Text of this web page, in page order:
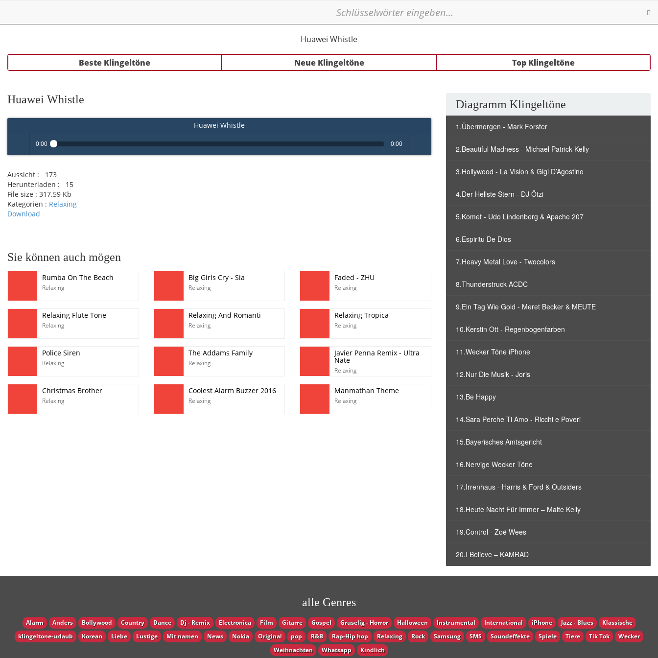
Huawei Whistle
Beste Klingeltöne Neue Klingeltöne Top Klingeltöne
Huawei Whistle
Huawei Whistle
Play /
0:00 0:00
Aussicht :
173
Herunterladen :
15
File size : 317.59 Kb
Kategorien : Relaxing
Download
Sie können auch mögen
Rumba On The Beach
Relaxing
Big Girls Cry - Sia
Relaxing
Faded - ZHU
Relaxing
Relaxing Flute Tone
Relaxing
Relaxing And Romanti
Relaxing
Relaxing Tropica
Relaxing
Police Siren
Relaxing
The Addams Family
Relaxing
Javier Penna Remix - Ultra
Nate
Relaxing
Christmas Brother
Relaxing
Coolest Alarm Buzzer 2016
Relaxing
Manmathan Theme
Relaxing
Diagramm Klingeltöne
1.Übermorgen - Mark Forster
2.Beautiful Madness - Michael Patrick Kelly
3.Hollywood - La Vision & Gigi D’Agostino
4.Der Hellste Stern - DJ Ötzi
5.Komet - Udo Lindenberg & Apache 207
6.Espiritu De Dios
7.Heavy Metal Love - Twocolors
8.Thunderstruck ACDC
9.Ein Tag Wie Gold - Meret Becker & MEUTE
10.Kerstin Ott - Regenbogenfarben
11.Wecker Töne iPhone
12.Nur Die Musik - Joris
13.Be Happy
14.Sara Perche Ti Amo - Ricchi e Poveri
15.Bayerisches Amtsgericht
16.Nervige Wecker Töne
17.Irrenhaus - Harris & Ford & Outsiders
18.Heute Nacht Für Immer – Maite Kelly
19.Control - Zoë Wees
20.I Believe – KAMRAD
alle Genres
Alarm Anders Bollywood Country Dance Dj - Remix Electronica Film Gitarre Gospel Gruselig - Horror Halloween Instrumental International iPhone Jazz - Blues
Klassische
klingeltone-urlaub
Korean Liebe Lustige Mit namen News Nokia Original pop R&B Rap-Hip hop Relaxing Rock Samsung SMS Soundeffekte Spiele Tiere Tik Tok
Wecker
Weihnachten
Whatsapp Кindlich